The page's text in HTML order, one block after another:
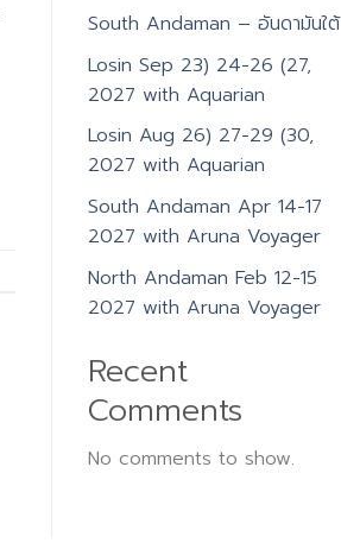
South Andaman – อันดามันใต้
Losin Sep 23) 24-26 (27,
2027 with Aquarian
Losin Aug 26) 27-29 (30,
2027 with Aquarian
South Andaman Apr 14-17
2027 with Aruna Voyager
North Andaman Feb 12-15
2027 with Aruna Voyager
Recent
Comments
No comments to show.